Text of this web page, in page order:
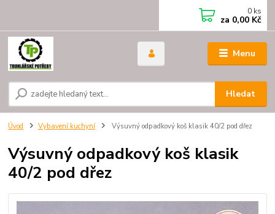
Menu
Hledat
0 ks
za 0,00 Kč
Úvod Vybavení kuchyní Výsuvný odpadkový koš klasik 40/2 pod dřez
Výsuvný odpadkový koš klasik
40/2 pod dřez